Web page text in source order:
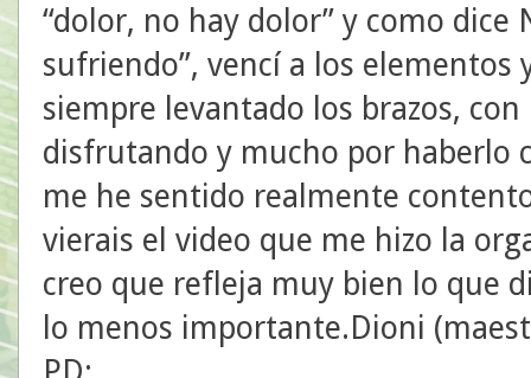
“dolor, no hay dolor” y como dice
sufriendo”, vencí a los
siempre levantado los brazos,
disfrutando y mucho por haberlo
me he sentido realmente
vierais el video que me hizo la
creo que refleja muy bien lo que
lo menos importante.Dioni